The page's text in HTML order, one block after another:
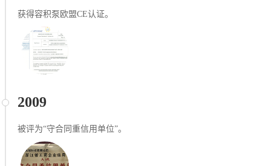
获得容积泵欧盟CE认证。
2009
被评为“守合同重信⽤单位”。